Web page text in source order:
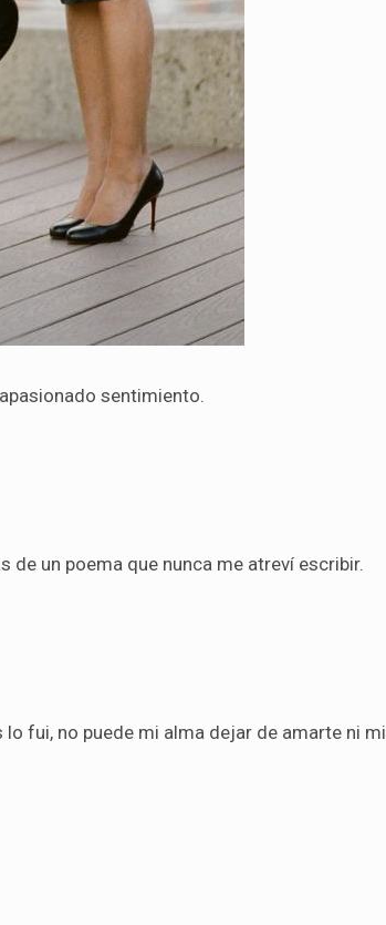
sentimiento.
un poema que nunca me atreví escribir.
fui, no puede mi alma dejar de amarte ni mi